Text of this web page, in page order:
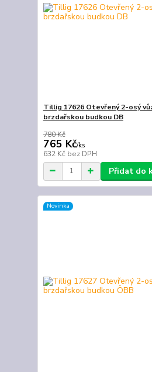
Tillig 17626 Otevřený 2-osý
brzdařskou budkou DB
780 Kč
765 Kč/ks
632 Kč bez DPH
Přidat do
Novinka